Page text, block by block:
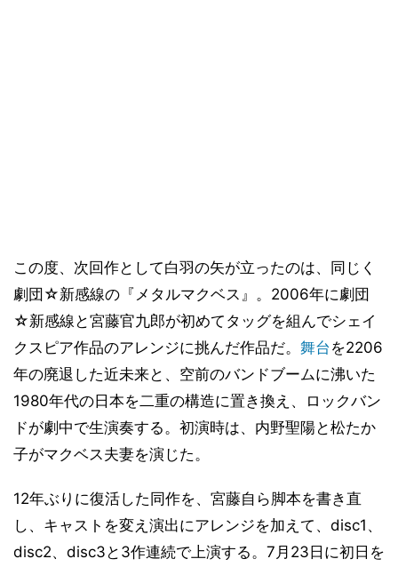
この度、次回作として白羽の矢が立ったのは、同じく
劇団☆新感線の『メタルマクベス』。2006年に劇団
☆新感線と宮藤官九郎が初めてタッグを組んでシェイ
クスピア作品のアレンジに挑んだ作品だ。 舞台 を2206
年の廃退した近未来と、空前のバンドブームに沸いた
1980年代の日本を二重の構造に置き換え、ロックバン
ドが劇中で生演奏する。初演時は、内野聖陽と松たか
子がマクベス夫妻を演じた。
12年ぶりに復活した同作を、宮藤自ら脚本を書き直
し、キャストを変え演出にアレンジを加えて、disc1、
disc2、disc3と3作連続で上演する。7月23日に初日を